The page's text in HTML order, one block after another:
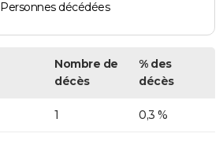
Personnes décédées
Nombre de
décès
% des
décès
1 0,3 %